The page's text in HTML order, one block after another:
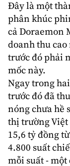
Đây là một
phân khúc
cả Doraemon
doanh thu
trước đó phải
mốc này.
Ngay trong
trước đó đã
nóng chưa hề
thị trường Việt
15,6 tỷ đồng
4.800 suất
mỗi suất -